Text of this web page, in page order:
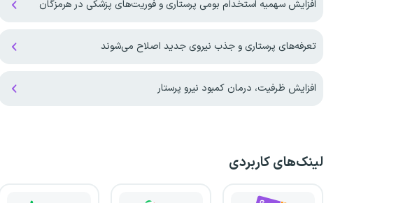
افزایش سهمیه استخدام بومی پرستاری و فوریت‌های پزشکی در هرمزگان
تعرفه‌های پرستاری و جذب نیروی جدید اصلاح می‌شوند
افزایش ظرفیت، درمان کمبود نیرو پرستار
لینک‌های کاربردی